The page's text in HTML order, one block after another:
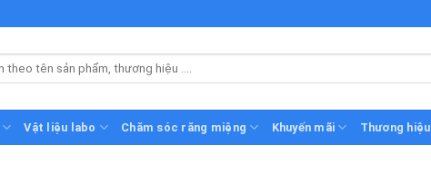
Vật liệu labo Chăm sóc răng miệng Khuyến mãi Thương hiệu